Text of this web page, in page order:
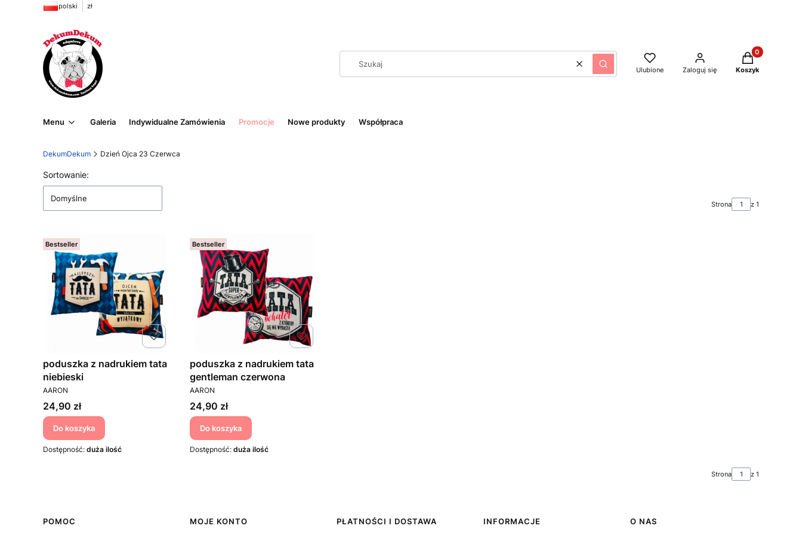
polski zł
WyczyśćSzukaj Ulubione Zaloguj się
Produkty w
Koszyk
Menu Galeria Indywidualne Zamówienia Promocje Nowe produkty Współpraca
DekumDekum Dzień Ojca 23 Czerwca
Lista produktów
Sortowanie:
Domyślne
Strona z 1
Bestseller
poduszka z nadrukiem tata
niebieski
PRODUCENT
AARON
Cena
24,90 zł
Do koszyka
Dostępność: duża ilość
Bestseller
poduszka z nadrukiem tata
gentleman czerwona
PRODUCENT
AARON
Cena
24,90 zł
Do koszyka
Dostępność:duża ilość
Strona z 1
Linki w stopce
POMOC MOJE KONTO PŁATNOŚCI I DOSTAWA INFORMACJE O NAS